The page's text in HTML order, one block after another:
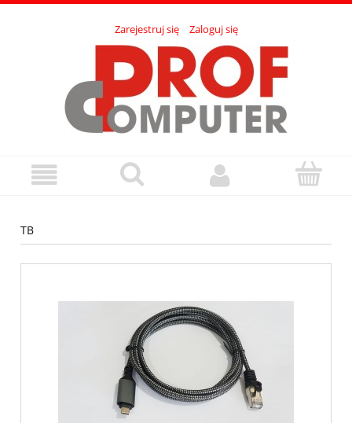
Zarejestruj się Zaloguj się
TB